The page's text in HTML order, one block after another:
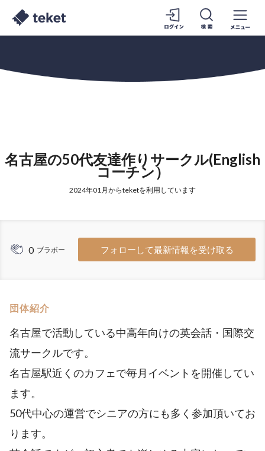
名古屋の50代友達作りサークル(English
コーチン）
2024年01月からteketを利用しています
0 ブラボー フォローして最新情報を受け取る
団体紹介
名古屋で活動している中高年向けの英会話・国際交
流サークルです。
名古屋駅近くのカフェで毎月イベントを開催してい
ます。
50代中心の運営でシニアの方にも多く参加頂いてお
ります。